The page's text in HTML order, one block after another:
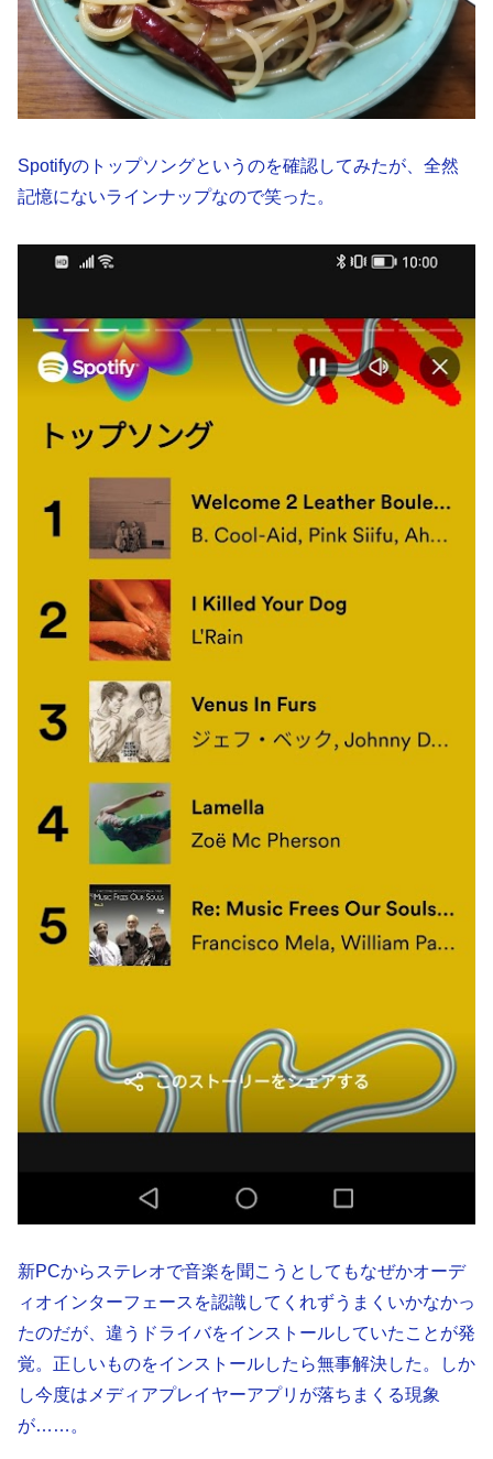
Spotifyのトップソングというのを確認してみたが、全然
記憶にないラインナップなので笑った。
新PCからステレオで音楽を聞こうとしてもなぜかオーデ
ィオインターフェースを認識してくれずうまくいかなかっ
たのだが、違うドライバをインストールしていたことが発
覚。正しいものをインストールしたら無事解決した。しか
し今度はメディアプレイヤーアプリが落ちまくる現象
が……。